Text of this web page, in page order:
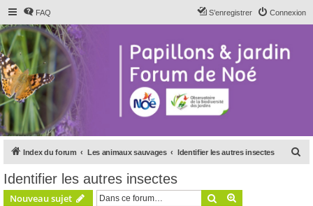
FAQ Connexion
S’enregistrer
Index du forum Les animaux sauvages Identifier les autres insectes
Identifier les autres insectes
Nouveau sujet Rechercher